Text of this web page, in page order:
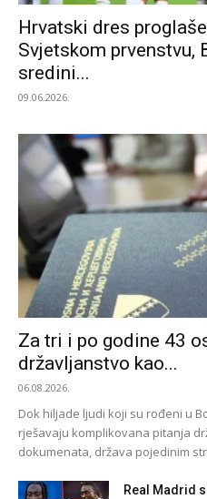
Hrvatski dres
Svjetskom prvenstvu,
sredini...
09.06.2026.
Za tri i po godine 43
državljanstvo kao...
06.08.2026.
Dok hiljade ljudi koji su rođeni u
rješavaju komplikovana pitanja
dokumenata, država pojedinim
Real Madrid